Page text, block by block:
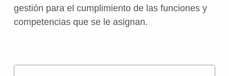
gestión para el cumplimiento de las funciones y
competencias que se le asignan.